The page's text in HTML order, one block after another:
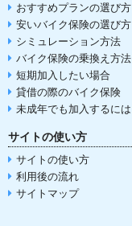
おすすめプランの選び方
安いバイク保険の選び方
シミュレーション方法
バイク保険の乗換え方法
短期加入したい場合
貸借の際のバイク保険
未成年でも加入するには
サイトの使い方
サイトの使い方
利用後の流れ
サイトマップ